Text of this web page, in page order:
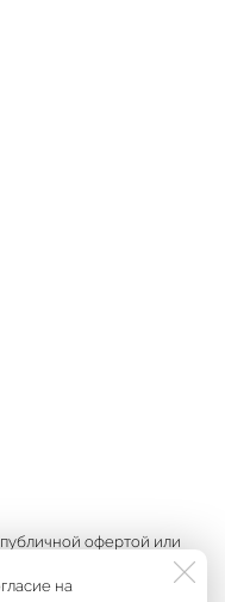
на
офертой или
характер и может быть
компании.